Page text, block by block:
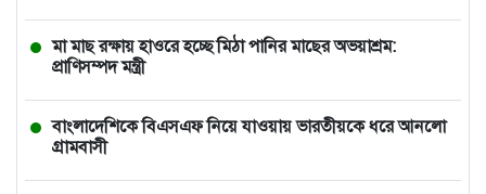
মা মাছ রক্ষায় হাওরে হচ্ছে মিঠা পানির মাছের অভয়াশ্রম:
প্রাণিসম্পদ মন্ত্রী
বাংলাদেশিকে বিএসএফ নিয়ে যাওয়ায় ভারতীয়কে ধরে আনলো
গ্রামবাসী